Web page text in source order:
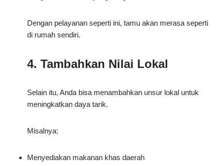
Dengan pelayanan seperti ini, tamu akan merasa seperti
di rumah sendiri.
4. Tambahkan Nilai Lokal
Selain itu, Anda bisa menambahkan unsur lokal untuk
meningkatkan daya tarik.
Misalnya:
Menyediakan makanan khas daerah